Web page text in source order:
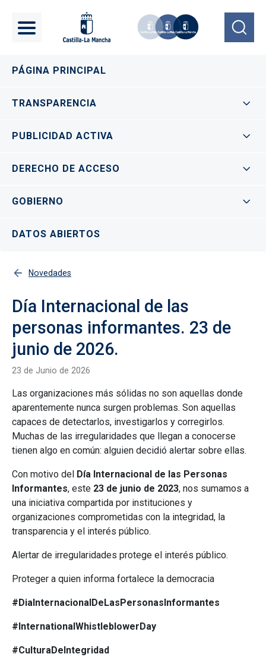
Navegación principal
PÁGINA PRINCIPAL
TRANSPARENCIA
PUBLICIDAD ACTIVA
DERECHO DE ACCESO
GOBIERNO
DATOS ABIERTOS
Novedades
Día Internacional de las
personas informantes. 23 de
junio de 2026.
23 de Junio de 2026
Las organizaciones más sólidas no son aquellas donde
aparentemente nunca surgen problemas. Son aquellas
capaces de detectarlos, investigarlos y corregirlos.
Muchas de las irregularidades que llegan a conocerse
tienen algo en común: alguien decidió alertar sobre ellas.
Con motivo del Día Internacional de las Personas
Informantes, este 23 de junio de 2023, nos sumamos a
una iniciativa compartida por instituciones y
organizaciones comprometidas con la integridad, la
transparencia y el interés público.
Alertar de irregularidades protege el interés público.
Proteger a quien informa fortalece la democracia
#DiaInternacionalDeLasPersonasInformantes
#InternationalWhistleblowerDay
#CulturaDeIntegridad